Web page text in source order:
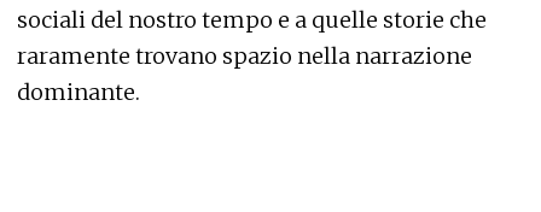
sociali del nostro tempo e a quelle storie che
raramente trovano spazio nella narrazione
dominante.